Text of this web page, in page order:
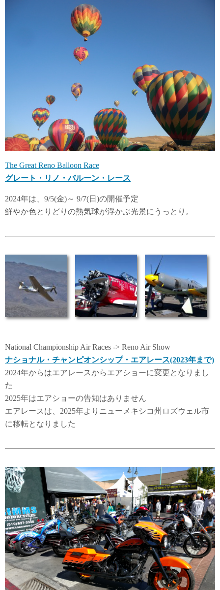
The Great Reno Balloon Race
グレート・リノ・バルーン・レース
2024年は、9/5(金)～ 9/7(日)の開催予定
鮮やか色とりどりの熱気球が浮かぶ光景にうっとり。
National Championship Air Races -> Reno Air Show
ナショナル・チャンピオンシップ・エアレース(2023年まで)
2024年からはエアレースからエアショーに変更となりまし
た
2025年はエアショーの告知はありません
エアレースは、2025年よりニューメキシコ州ロズウェル市
に移転となりました